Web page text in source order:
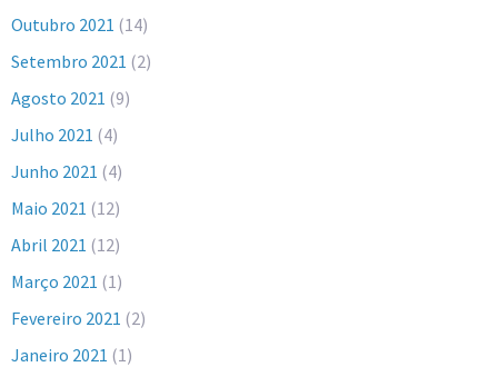
Outubro 2021 (14)
Setembro 2021 (2)
Agosto 2021 (9)
Julho 2021 (4)
Junho 2021 (4)
Maio 2021 (12)
Abril 2021 (12)
Março 2021 (1)
Fevereiro 2021 (2)
Janeiro 2021 (1)